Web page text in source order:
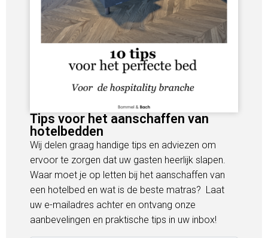
Tips voor het aanschaffen van
hotelbedden
Wij delen graag handige tips en adviezen om
ervoor te zorgen dat uw gasten heerlijk slapen.
Waar moet je op letten bij het aanschaffen van
een hotelbed en wat is de beste matras? Laat
uw e-mailadres achter en ontvang onze
aanbevelingen en praktische tips in uw inbox!